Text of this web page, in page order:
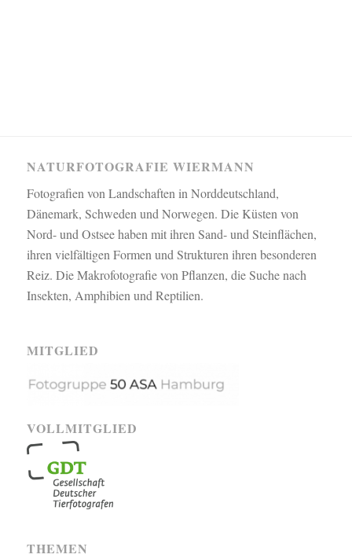
NATURFOTOGRAFIE WIERMANN
Fotografien von Landschaften in Norddeutschland,
Dänemark, Schweden und Norwegen. Die Küsten von
Nord- und Ostsee haben mit ihren Sand- und Steinflächen,
ihren vielfältigen Formen und Strukturen ihren besonderen
Reiz. Die Makrofotografie von Pflanzen, die Suche nach
Insekten, Amphibien und Reptilien.
MITGLIED
VOLLMITGLIED
THEMEN